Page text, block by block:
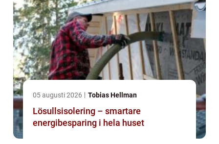
05 augusti 2026 Tobias Hellman
Lösullsisolering – smartare
energibesparing i hela huset